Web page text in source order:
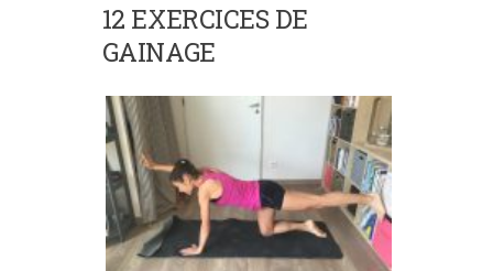
12 EXERCICES DE
GAINAGE